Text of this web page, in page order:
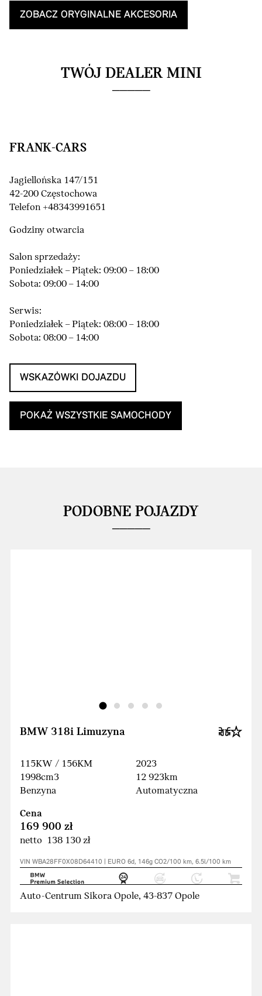
ZOBACZ ORYGINALNE AKCESORIA
TWÓJ DEALER MINI
FRANK-CARS
Jagiellońska 147/151
42-200 Częstochowa
Telefon +48343991651
Godziny otwarcia
Salon sprzedaży:
Poniedziałek – Piątek: 09:00 – 18:00
Sobota: 09:00 – 14:00
Serwis:
Poniedziałek – Piątek: 08:00 – 18:00
Sobota: 08:00 – 14:00
WSKAZÓWKI DOJAZDU
POKAŻ WSZYSTKIE SAMOCHODY
PODOBNE POJAZDY
BMW 318i Limuzyna
115KW / 156KM
1998cm3
Benzyna
2023
12 923km
Automatyczna
Cena
169 900 zł
netto 138 130 zł
VIN WBA28FF0X08D64410 | EURO 6d, 146g CO2/100 km, 6.5l/100 km
Auto-Centrum Sikora Opole, 43-837 Opole